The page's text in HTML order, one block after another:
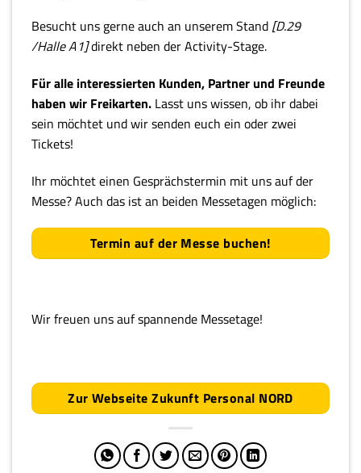
Besucht uns gerne auch an unserem Stand [D.29
/Halle A1]direkt neben der Activity-Stage.
Für alle interessierten Kunden, Partner und Freunde
haben wir Freikarten. Lasst uns wissen, ob ihr dabei
sein möchtet und wir senden euch ein oder zwei
Tickets!
Ihr möchtet einen Gesprächstermin mit uns auf der
Messe? Auch das ist an beiden Messetagen möglich:
Termin auf der Messe buchen!
Wir freuen uns auf spannende Messetage!
Zur Webseite Zukunft Personal NORD